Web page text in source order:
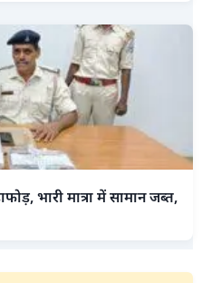
भारी मात्रा में सामान जब्त,